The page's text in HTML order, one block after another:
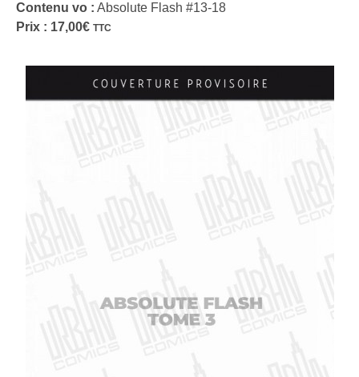
Contenu vo : Absolute Flash #13-18
Prix : 17,00€ TTC